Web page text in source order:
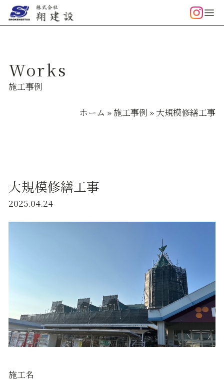
内容をスキップ
Works
施工事例
ホーム » 施工事例 » 大規模修繕工事
大規模修繕工事
2025.04.24
施工名